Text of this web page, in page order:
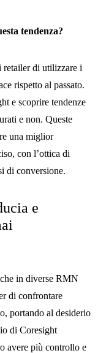
tendenza?
retailer di utilizzare i
rispetto al passato.
e scoprire tendenze
e non. Queste
una miglior
con l’ottica di
di conversione.
e
in diverse RMN
di confrontare
portando al desiderio
di Coresight
avere più controllo e